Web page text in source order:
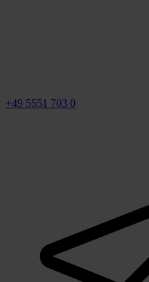
+49 5551 703 0